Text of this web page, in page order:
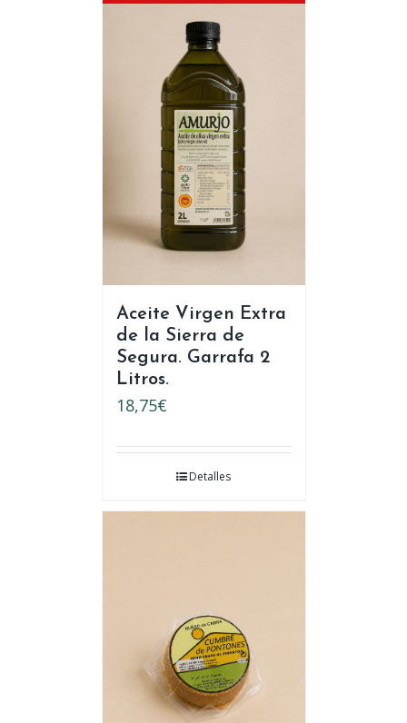
Aceite Virgen Extra
de la Sierra de
Segura. Garrafa 2
Litros.
18,75€
Detalles